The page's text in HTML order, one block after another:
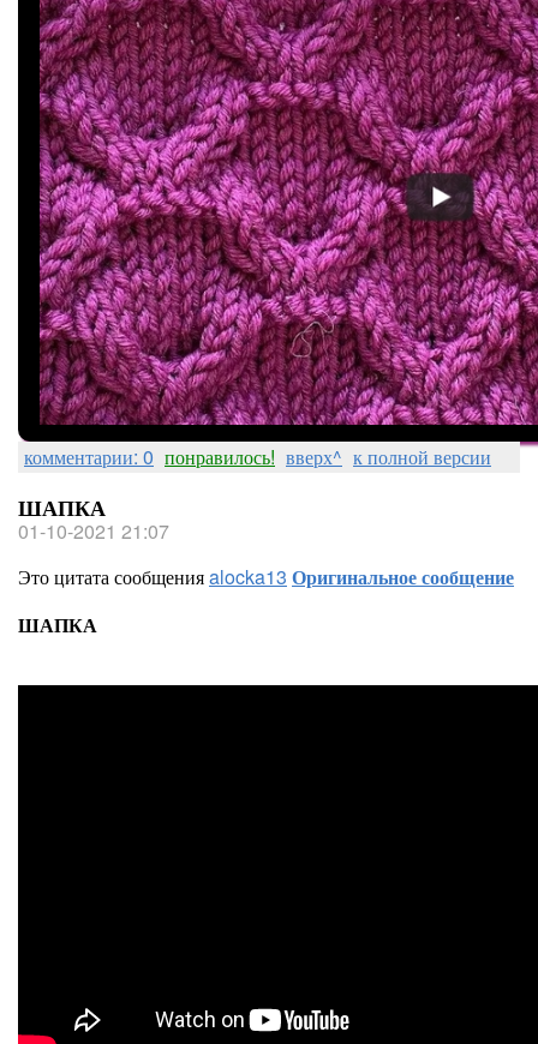
комментарии: 0 понравилось! вверх^ к полной версии
ШАПКА
01-10-2021 21:07
Это цитата сообщенияalocka13 Оригинальное сообщение
ШАПКА